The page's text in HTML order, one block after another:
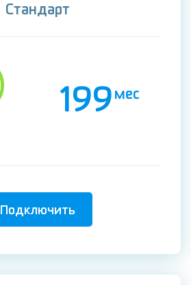
Стандарт
199мес
Подключить